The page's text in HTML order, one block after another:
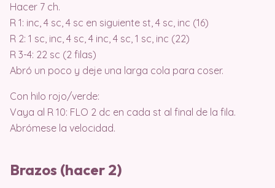
Hacer 7 ch.
R 1: inc, 4 sc, 4 sc en siguiente st, 4 sc, inc (16)
R 2: 1 sc, inc, 4 sc, 4 inc, 4 sc, 1 sc, inc (22)
R 3-4: 22 sc (2 filas)
Abró un poco y deje una larga cola para coser.
Con hilo rojo/verde:
Vaya al R 10: FLO 2 dc en cada st al final de la fila.
Abrómese la velocidad.
Brazos (hacer 2)